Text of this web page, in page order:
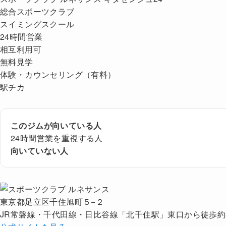
総合スポーツクラブ
スイミングスクール
24時間営業
相互利用可
無料見学
体験・カウンセリング（有料）
駅チカ
このジムが向いている人
24時間営業を重視する人
向いていない人
東京都足立区千住旭町５−２
JR常磐線・千代田線・日比谷線「北千住駅」東口から徒歩